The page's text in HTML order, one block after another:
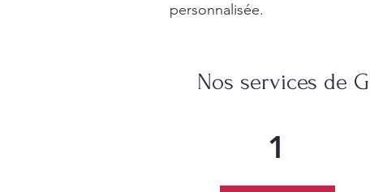
personnalisée.
Nos services de
1